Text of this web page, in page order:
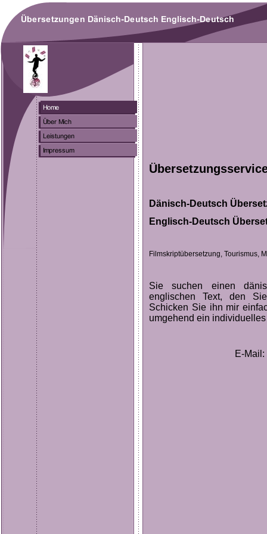
Dänisch-Deutsch
Englisch-Deutsch
Filmskriptübersetzung, Tourismus,
Sie suchen einen
englischen Text, den
Schicken Sie ihn mir
umgehend ein
E-